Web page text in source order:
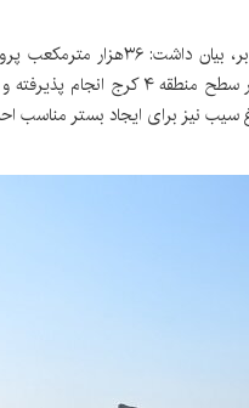
قلی پور با اشاره به تقویت بستر و افزایش
غیرآسفالتی اعم از دکوپاژ، تحکیم بستر و اجرای
در حاشیه باغ سیب نیز برای ایجاد بستر